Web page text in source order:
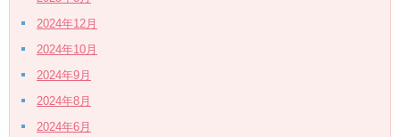
2024年12月
2024年10月
2024年9月
2024年8月
2024年6月